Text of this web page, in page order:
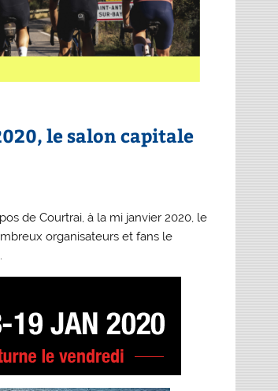
le salon capitale
de Courtrai, à la mi janvier 2020, le
organisateurs et fans le